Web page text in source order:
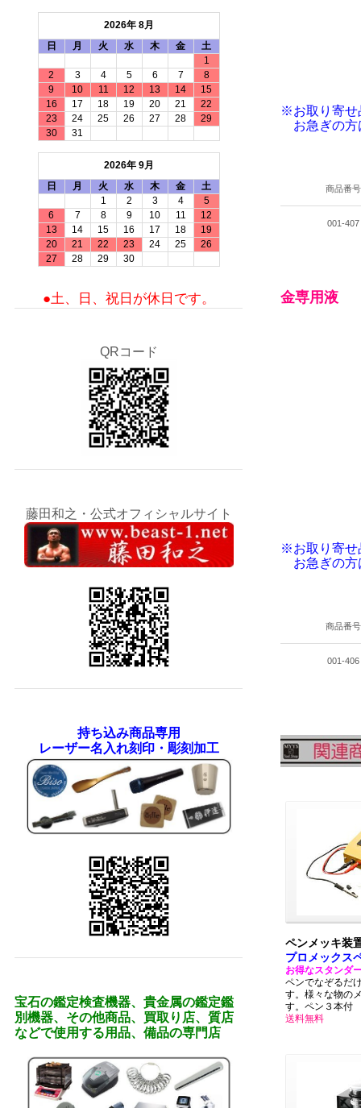
※お取り寄せ
お急ぎの方
商品番号
001-407
金専用液
※お取り寄せ
お急ぎの方
商品番号
001-406
ペンメッキ装
プロメックス
お得なスタンダ
ペンでなぞるだ
す。様々な物の
す。ペン３本付
送料無料
2026年 8月
日
月 火 水 木 金
土
1
2
3 4 5 6 7
8
9
10 11 12 13 14
15
16
17 18 19 20 21
22
23
24 25 26 27 28
29
30
31
2026年 9月
日
月 火 水 木 金
土
1
2 3 4
5
6
7 8 9 10 11
12
13
14 15 16 17 18
19
20
21 22 23 24 25
26
27
28 29 30
●土、日、祝日が休日です。
QRコード
藤田和之・公式オフィシャルサイト
持ち込み商品専用
レーザー名入れ刻印・彫刻加工
宝石の鑑定検査機器、貴金属の鑑定鑑
別機器、その他商品、買取り店、質店
などで使用する用品、備品の専門店